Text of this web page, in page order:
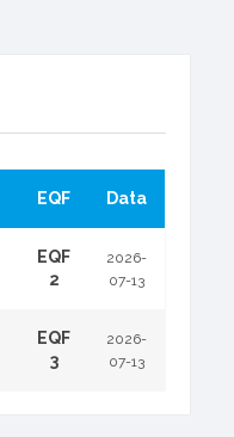
EQF Data
EQF
2
2026-
07-13
EQF
3
2026-
07-13